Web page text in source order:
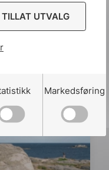
TILLAT UTVALG
Markedsføring